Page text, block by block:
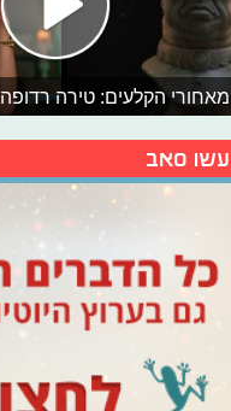
מאחורי הקלעים: טירה רדופה
עשו סאב